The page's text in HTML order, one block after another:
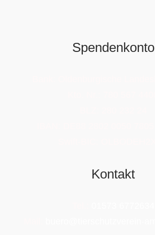
Spendenkonto
Kontakt